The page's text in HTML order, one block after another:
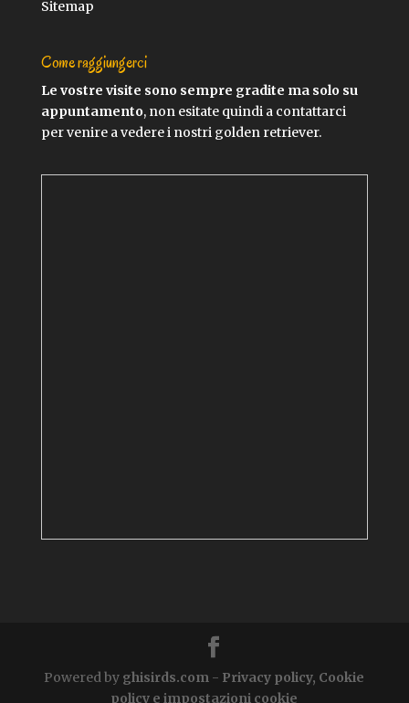
Sitemap
Come raggiungerci
Le vostre visite sono sempre gradite ma solo su
appuntamento, non esitate quindi a contattarci
per venire a vedere i nostri golden retriever.
Powered by ghisirds.com - Privacy policy, Cookie
policy e impostazioni cookie